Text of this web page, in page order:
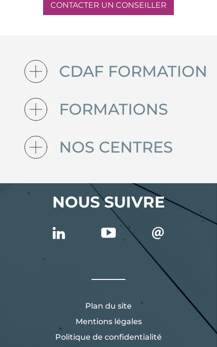
CONTACTER UN CONSEILLER
CDAF FORMATION
FORMATIONS
NOS CENTRES
NOUS SUIVRE
Plan du site
Mentions légales
Politique de confidentialité